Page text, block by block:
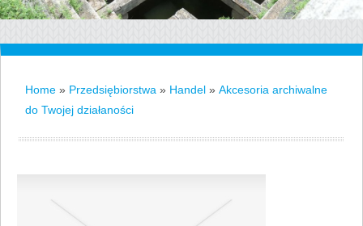
Home » Przedsiębiorstwa » Handel » Akcesoria archiwalne
do Twojej działaności